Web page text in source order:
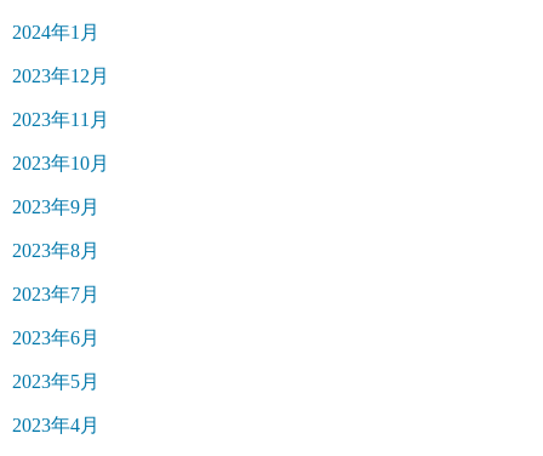
2024年1月
2023年12月
2023年11月
2023年10月
2023年9月
2023年8月
2023年7月
2023年6月
2023年5月
2023年4月